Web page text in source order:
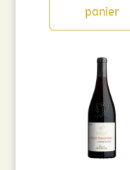
panier